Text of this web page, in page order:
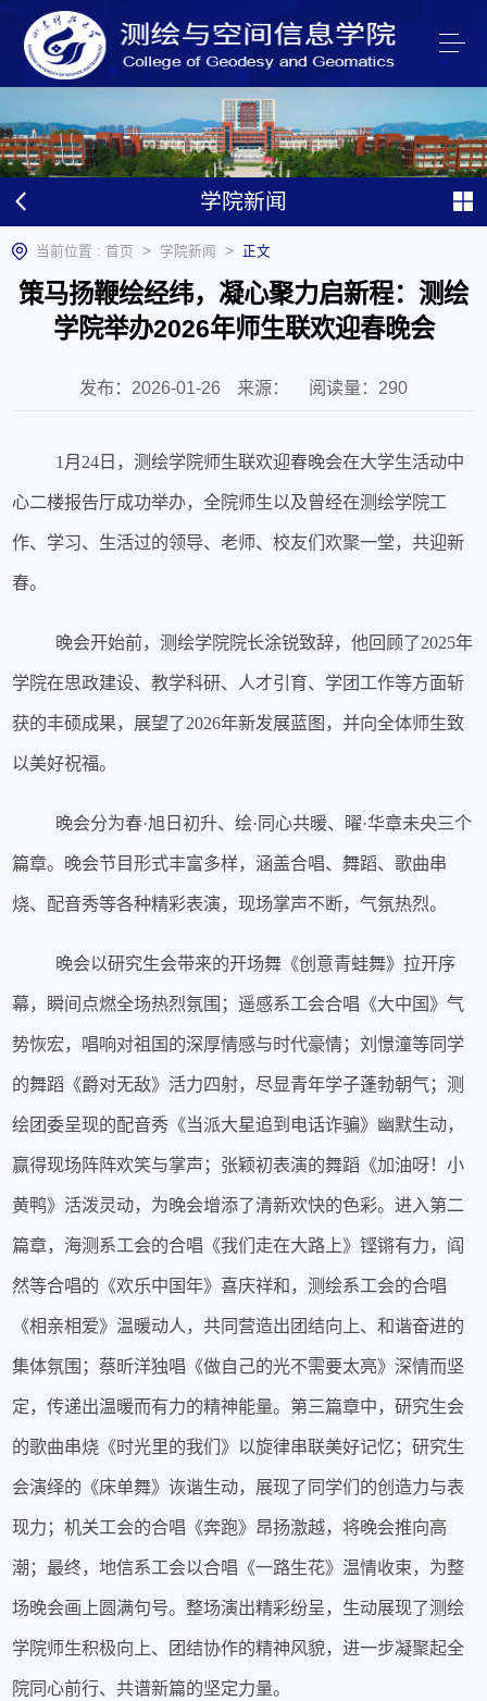
学院新闻
当前位置 : 首页 > 学院新闻 > 正文
策马扬鞭绘经纬，凝心聚力启新程：测绘
学院举办2026年师生联欢迎春晚会
发布：2026-01-26 来源： 阅读量： 290
1月24日， 测绘学院师生联欢迎春晚会在大学生活动中
心二楼报告厅成功举办，全院师生以及曾经在测绘学院工
作、学习、生活过的领导、老师、校友们欢聚一堂，共迎新
春。
晚会开始前， 测绘学院院长涂锐致辞，他回顾了2025年
学院在思政建设、教学科研、人才引育、学团工作等方面斩
获的丰硕成果，展望了2026年新发展蓝图，并向全体师生致
以美好祝福。
晚会分为春·旭日初升、 绘·同心共暖、曜·华章未央三个
篇章。晚会节目形式丰富多样，涵盖合唱、舞蹈、歌曲串
烧、配音秀等各种精彩表演，现场掌声不断，气氛热烈。
晚会以研究生会带来的开场舞《创意青蛙舞》拉开序
幕，瞬间点燃全场热烈氛围；遥感系工会合唱《大中国》气
势恢宏，唱响对祖国的深厚情感与时代豪情；刘憬潼等同学
的舞蹈《爵对无敌》活力四射，尽显青年学子蓬勃朝气；测
绘团委呈现的配音秀《当派大星追到电话诈骗》幽默生动，
赢得现场阵阵欢笑与掌声；张颖初表演的舞蹈《加油呀！小
黄鸭》活泼灵动，为晚会增添了清新欢快的色彩。进入第二
篇章，海测系工会的合唱《我们走在大路上》铿锵有力，阎
然等合唱的 《欢乐中国年》喜庆祥和，测绘系工会的合唱
《相亲相爱》温暖动人，共同营造出团结向上、和谐奋进的
集体氛围；蔡昕洋独唱《做自己的光不需要太亮》深情而坚
定，传递出温暖而有力的精神能量。第三篇章中，研究生会
的歌曲串烧《时光里的我们》以旋律串联美好记忆；研究生
会演绎的《床单舞》诙谐生动，展现了同学们的创造力与表
现力；机关工会的合唱《奔跑》昂扬激越，将晚会推向高
潮；最终，地信系工会以合唱《一路生花》温情收束，为整
场晚会画上圆满句号。整场演出精彩纷呈，生动展现了测绘
学院师生积极向上、团结协作的精神风貌，进一步凝聚起全
院同心前行、共谱新篇的坚定力量。